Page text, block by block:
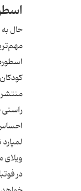
حال
منتشر
راستی
در